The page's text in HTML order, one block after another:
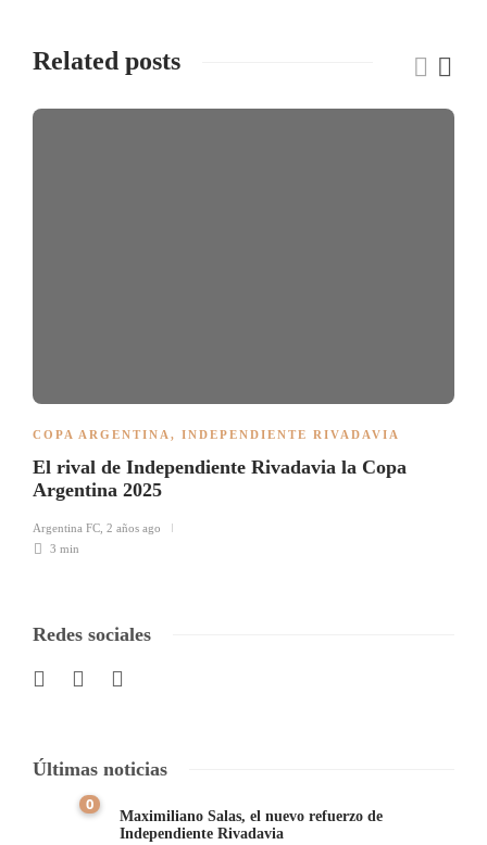
Related posts
COPA ARGENTINA , INDEPENDIENTE RIVADAVIA
El rival de Independiente Rivadavia la Copa
Argentina 2025
Argentina FC 2 años ago
3 min
Redes sociales
Últimas noticias
0
Maximiliano Salas, el nuevo refuerzo de
Independiente Rivadavia